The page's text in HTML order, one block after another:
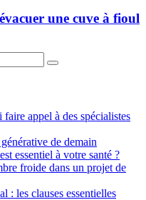
une cuve à fioul
appel à des spécialistes
de demain
essentiel à votre santé ?
froide dans un projet de
: les clauses essentielles